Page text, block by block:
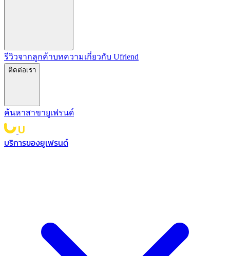
รีวิวจากลูกค้าบทความเกี่ยวกับ Ufriend
ติดต่อเรา
ค้นหาสาขายูเฟรนด์
บริการของยูเฟรนด์